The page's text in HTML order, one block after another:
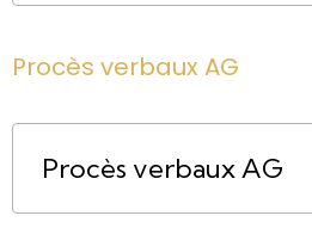
Procès verbaux AG
Procès verbaux AG